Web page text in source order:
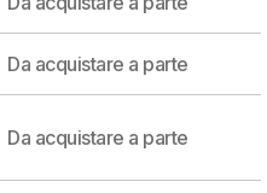
Da acquistare a parte
Da acquistare a parte